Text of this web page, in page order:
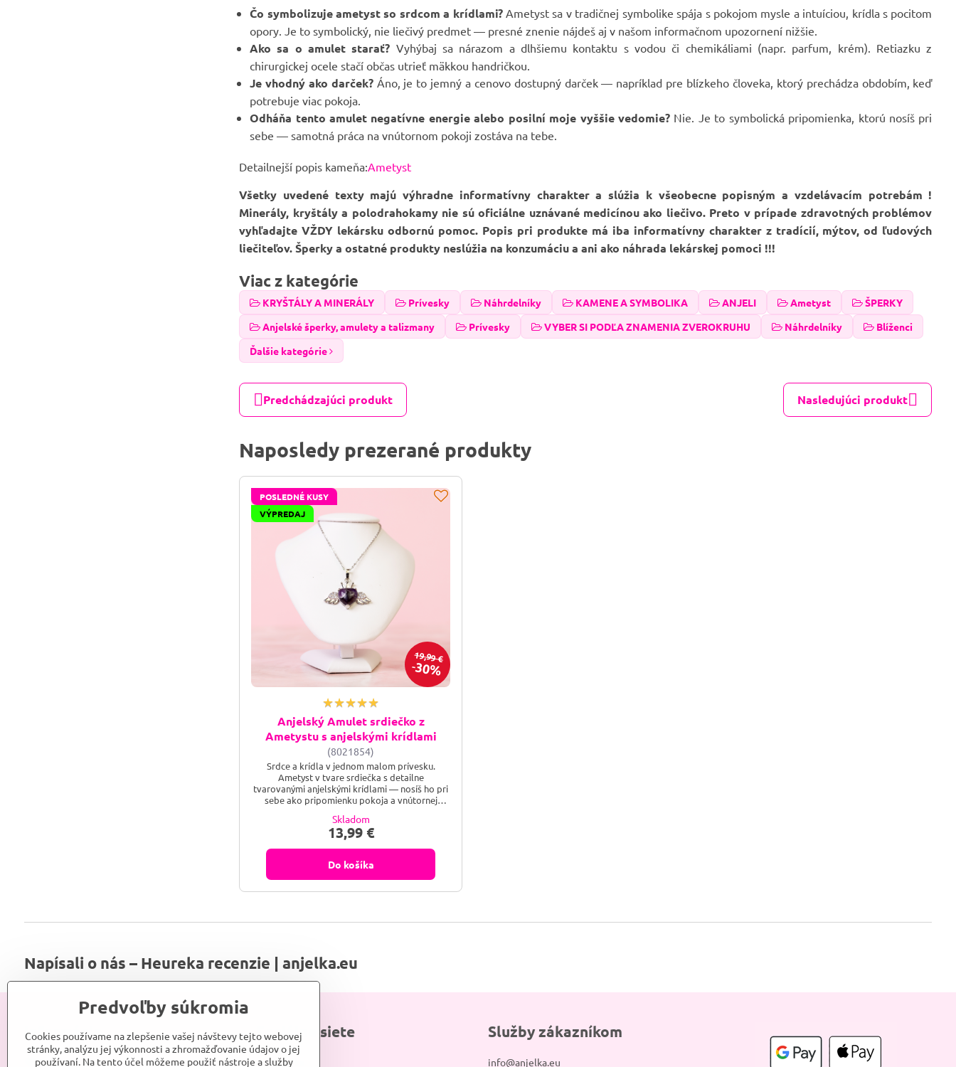
Čo symbolizuje ametyst so srdcom a krídlami?Ametyst sa v tradičnej symbolike spája s pokojom mysle a intuíciou, krídla s pocitom
opory. Je to symbolický, nie liečivý predmet — presné znenie nájdeš aj v našom informačnom upozornení nižšie.
Ako sa o amulet starať? Vyhýbaj sa nárazom a dlhšiemu kontaktu s vodou či chemikáliami (napr. parfum, krém). Retiazku z
chirurgickej ocele stačí občas utrieť mäkkou handričkou.
Je vhodný ako darček? Áno, je to jemný a cenovo dostupný darček — napríklad pre blízkeho človeka, ktorý prechádza obdobím, keď
potrebuje viac pokoja.
Odháňa tento amulet negatívne energie alebo posilní moje vyššie vedomie? Nie. Je to symbolická pripomienka, ktorú nosíš pri
sebe — samotná práca na vnútornom pokoji zostáva na tebe.
Detailnejší popis kameňa:Ametyst
Všetky uvedené texty majú výhradne informatívny charakter a slúžia k všeobecne popisným a vzdelávacím potrebám !
Minerály, kryštály a polodrahokamy nie sú oficiálne uznávané medicínou ako liečivo. Preto v prípade zdravotných problémov
vyhľadajte VŽDY lekársku odbornú pomoc. Popis pri produkte má iba informatívny charakter z tradícií, mýtov, od ľudových
liečiteľov. Šperky a ostatné produkty neslúžia na konzumáciu a ani ako náhrada lekárskej pomoci !!!
Viac z kategórie
KRYŠTÁLY A MINERÁLY Prívesky Náhrdelníky KAMENE A SYMBOLIKA ANJELI Ametyst
ŠPERKY
Anjelské šperky, amulety a talizmany
Prívesky VYBER SI PODĽA ZNAMENIA ZVEROKRUHU Náhrdelníky
Blíženci
Ďalšie kategórie
Predchádzajúci produkt Nasledujúci produkt
Naposledy prezerané produkty
19,99 €
30%
POSLEDNÉ KUSY
VÝPREDAJ
Anjelský Amulet srdiečko z
Ametystu s anjelskými krídlami
(8021854)
Srdce a krídla v jednom malom prívesku.
Ametyst v tvare srdiečka s detailne
tvarovanými anjelskými krídlami — nosíš ho pri
sebe ako pripomienku pokoja a vnútornej
Skladom
13,99 €
Do košíka
Napísali o nás – Heureka recenzie | anjelka.eu
Informácie
Srdce Anjelky
Sociálne siete
Anjelka
Služby zákazníkom
info@anjelka.eu
Predvoľby súkromia
Cookies používame na zlepšenie vašej návštevy tejto webovej
stránky, analýzu jej výkonnosti a zhromažďovanie údajov o jej
používaní. Na tento účel môžeme použiť nástroje a služby